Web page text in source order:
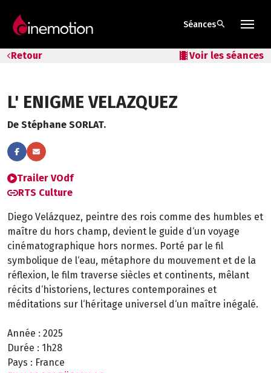
Séancessearch
Retour local_movies Voir les séances
L' ENIGME VELAZQUEZ
De Stéphane SORLAT.
Trailer VOdf
RTS Culture
Diego Velázquez, peintre des rois comme des humbles et
maître du hors champ, devient le guide d‘un voyage
cinématographique hors normes. Porté par le fil
symbolique de l‘eau, métaphore du mouvement et de la
réflexion, le film traverse siècles et continents, mêlant
récits d‘historiens, lectures contemporaines et
méditations sur l‘héritage universel d‘un maître inégalé.
Année : 2025
Durée : 1h28
Pays : France
Bons cadeaux